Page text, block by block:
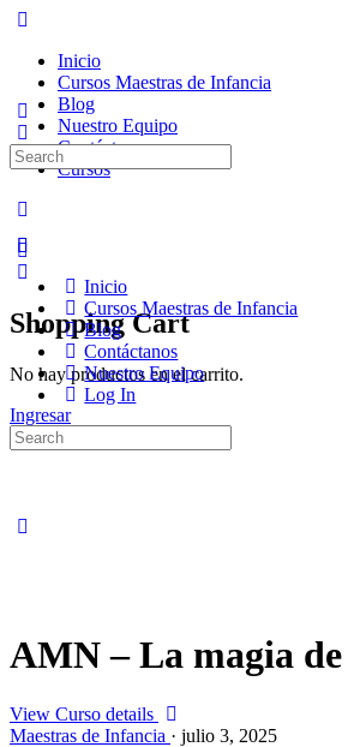
Inicio
Cursos Maestras de Infancia
Blog
Nuestro Equipo
Contáctanos
Cursos
Shopping Cart
No hay productos en el carrito.
Ingresar
Search
for:
Inicio
Cursos Maestras de Infancia
Blog
Contáctanos
Nuestro Equipo
Log In
Search
for:
AMN – La magia de
View Curso details
Maestras de Infancia · julio 3, 2025